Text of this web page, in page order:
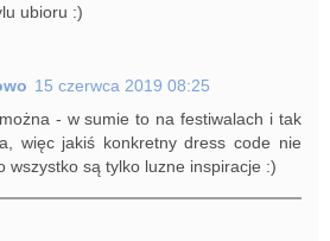
ubioru :)
15 czerwca 2019 08:25
- w sumie to na festiwalach i tak
więc jakiś konkretny dress code nie
wszystko są tylko luzne inspiracje :)